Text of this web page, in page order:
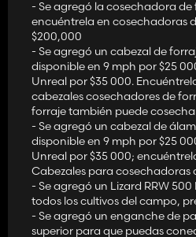
- Se agregó la cosechadora de
encuéntrela en cosechadoras
$200,000
- Se agregó un cabezal de
disponible en 9 mph por $25
Unreal por $35 000.
cabezales cosechadores de
forraje también puede
- Se agregó un cabezal de
disponible en 9 mph por $25
Unreal por $35 000;
Cabezales para cosechadoras
- Se agregó un Lizard RRW
todos los cultivos del campo,
- Se agregó un enganche de
superior para que puedas